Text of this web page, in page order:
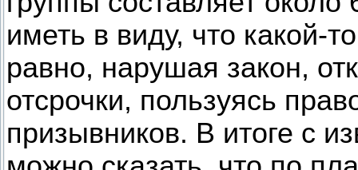
иметь в виду, что какой-
равно, нарушая закон,
отсрочки, пользуясь
призывников. В итоге с